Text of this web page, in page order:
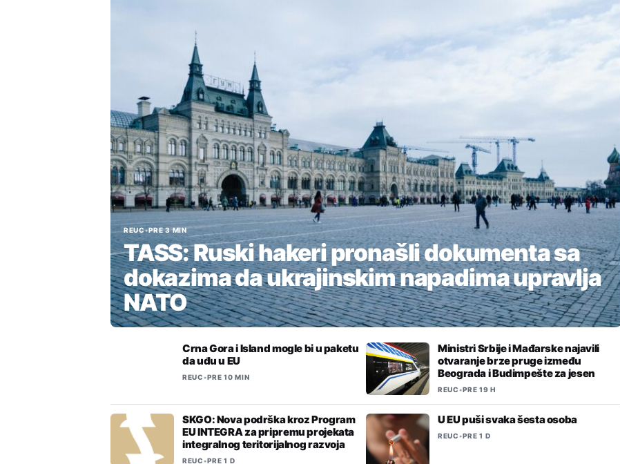
REUC•PRE 3 MIN
TASS: Ruski hakeri pronašli dokumenta sa
dokazima da ukrajinskim napadima upravlja
NATO
Crna Gora i Island mogle bi u paketu
da uđu u EU
REUC•PRE 10 MIN
Ministri Srbije i Mađarske najavili
otvaranje brze pruge između
Beograda i Budimpešte za jesen
REUC•PRE 19 H
SKGO: Nova podrška kroz Program
EU INTEGRA za pripremu projekata
integralnog teritorijalnog razvoja
REUC•PRE 1 D
U EU puši svaka šesta osoba
REUC•PRE 1 D